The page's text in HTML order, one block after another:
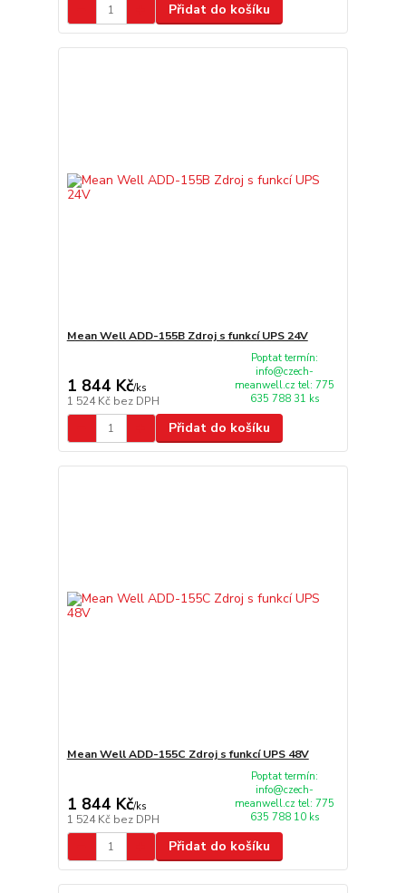
Přidat do košíku
Mean Well ADD-155B Zdroj s funkcí UPS 24V
1 844 Kč/ks
1 524 Kč bez DPH
Poptat termín:
info@czech-
meanwell.cz tel: 775
635 788 31 ks
Přidat do košíku
Mean Well ADD-155C Zdroj s funkcí UPS 48V
1 844 Kč/ks
1 524 Kč bez DPH
Poptat termín:
info@czech-
meanwell.cz tel: 775
635 788 10 ks
Přidat do košíku